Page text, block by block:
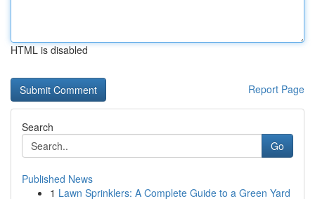
HTML is disabled
Report Page
Search
Go
Published News
1 Lawn Sprinklers: A Complete Guide to a Green Yard